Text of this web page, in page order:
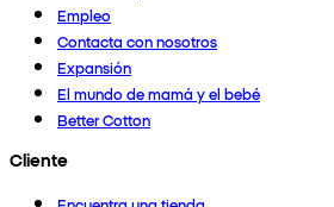
Empleo
Contacta con nosotros
Expansión
El mundo de mamá y el bebé
Better Cotton
Cliente